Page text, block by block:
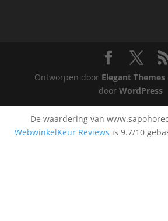
Ontworpen door Elegant Themes
door WordPress
De waardering van
WebwinkelKeur Reviews is 9.7/10